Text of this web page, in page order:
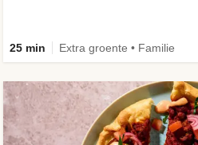
25 min Extra groente • Familie